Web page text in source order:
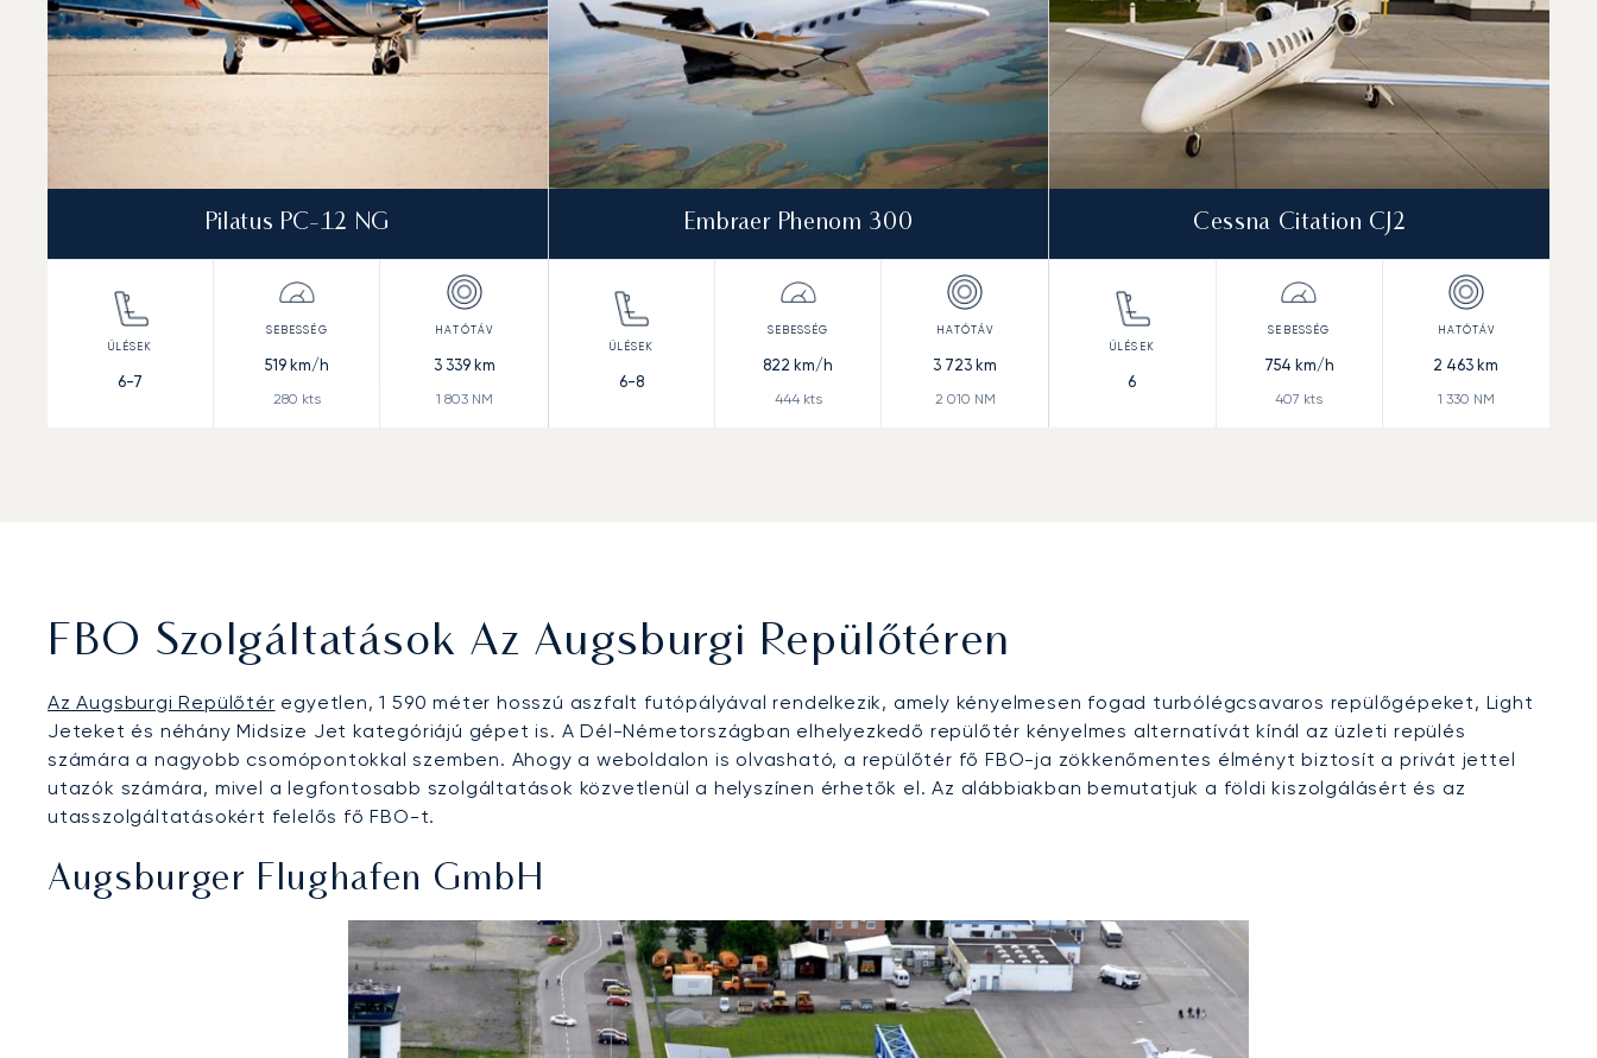
Pilatus PC-12 NG
6-7
519km/h
280 kts
3 339km
1 803NM
Embraer Phenom 300
6-8
822 km/h
444kts
3 723 km
2 010 NM
Cessna Citation CJ2
6
754 km/h
407 kts
2 463 km
1 330 NM
FBO Szolgáltatások Az Augsburgi Repülőtéren
Az Augsburgi Repülőtér egyetlen, 1 590 méter hosszú aszfalt futópályával rendelkezik, amely kényelmesen fogad turbólégcsavaros repülőgépeket, Light
Jeteket és néhány Midsize Jet kategóriájú gépet is. A Dél-Németországban elhelyezkedő repülőtér kényelmes alternatívát kínál az üzleti repülés
számára a nagyobb csomópontokkal szemben. Ahogy a weboldalon is olvasható, a repülőtér fő FBO-ja zökkenőmentes élményt biztosít a privát jettel
utazók számára, mivel a legfontosabb szolgáltatások közvetlenül a helyszínen érhetők el. Az alábbiakban bemutatjuk a földi kiszolgálásért és az
utasszolgáltatásokért felelős fő FBO-t.
Augsburger Flughafen GmbH